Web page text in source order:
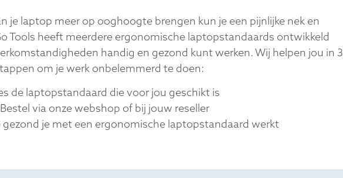
je laptop meer op ooghoogte brengen kun je een pijnlijke nek en
Tools heeft meerdere ergonomische laptopstandaards ontwikkeld
handig en gezond kunt werken. Wij helpen jou in 3
om je werk onbelemmerd te doen:
de laptopstandaard die voor jou geschikt is
via onze webshop of bij jouw reseller
gezond je met een ergonomische laptopstandaard werkt